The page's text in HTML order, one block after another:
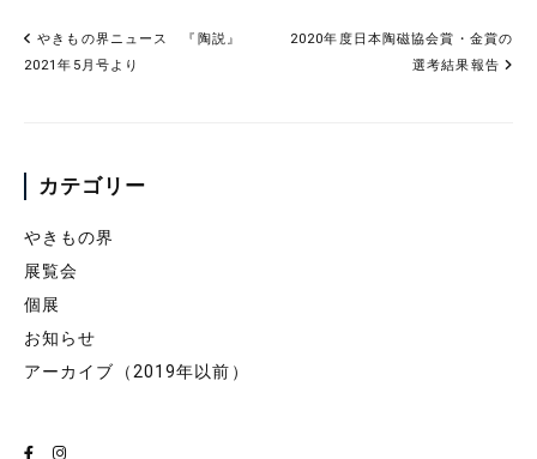
やきもの界ニュース 『陶説』
2021年5月号より
2020年度日本陶磁協会賞・金賞の
選考結果報告
カテゴリー
やきもの界
展覧会
個展
お知らせ
アーカイブ（2019年以前）